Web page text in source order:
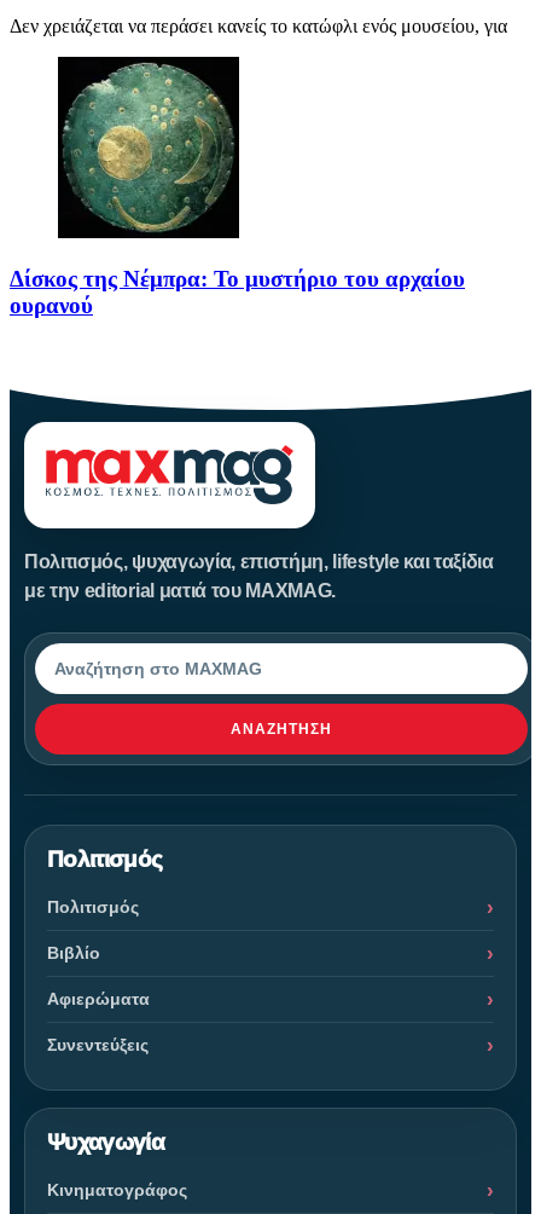
Δεν χρειάζεται να περάσει κανείς το κατώφλι ενός μουσείου, για
Δίσκος της Νέμπρα: Το μυστήριο του αρχαίου
ουρανού
Πολιτισμός, ψυχαγωγία, επιστήμη, lifestyle και ταξίδια
με την editorial ματιά του MAXMAG.
Αναζήτηση
ΑΝΑΖΉΤΗΣΗ
Πολιτισμός
Πολιτισμός
Βιβλίο
Αφιερώματα
Συνεντεύξεις
Ψυχαγωγία
Κινηματογράφος